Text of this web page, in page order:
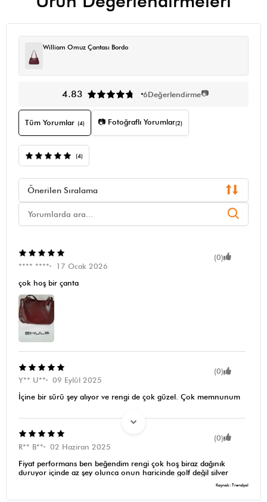
William Omuz Çantası Bordo
4.83 6Değerlendirme📷
Tüm Yorumlar (4) 📷 Fotoğraflı Yorumlar(2)
(4)
Önerilen Sıralama
(0)
**** ****
17 Ocak 2026
çok hoş bir çanta
(0)
Y** U**
09 Eylül 2025
İçine bir sürü şey alıyor ve rengi de çok güzel. Çok memnunum
(0)
R** B**
02 Haziran 2025
Fiyat performans ben beğendim rengi çok hoş biraz dağınık
duruyor içinde az şey olunca onun haricinde golf değil silver
Kaynak: Trendyol